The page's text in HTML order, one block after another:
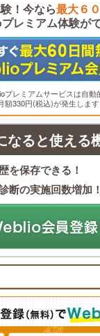
！今なら最大６
レミアム体験が
レミアムサービスは自動
330円(税込)が発生します
なると使える
を保存できる！
断の実施回数増加！